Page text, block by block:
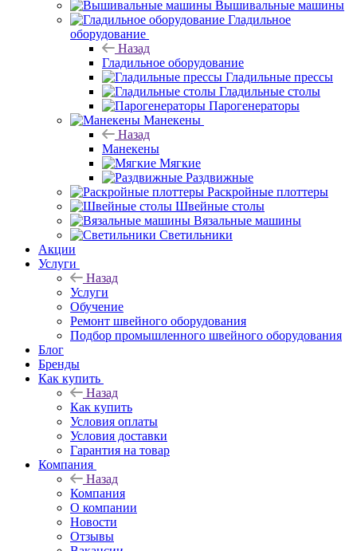
Вышивальные машины
Гладильное
оборудование
Назад
Гладильное оборудование
Гладильные прессы
Гладильные столы
Парогенераторы
Манекены
Назад
Манекены
Мягкие
Раздвижные
Раскройные плоттеры
Швейные столы
Вязальные машины
Светильники
Акции
Услуги
Назад
Услуги
Обучение
Ремонт швейного оборудования
Подбор промышленного швейного оборудования
Блог
Бренды
Как купить
Назад
Как купить
Условия оплаты
Условия доставки
Гарантия на товар
Компания
Назад
Компания
О компании
Новости
Отзывы